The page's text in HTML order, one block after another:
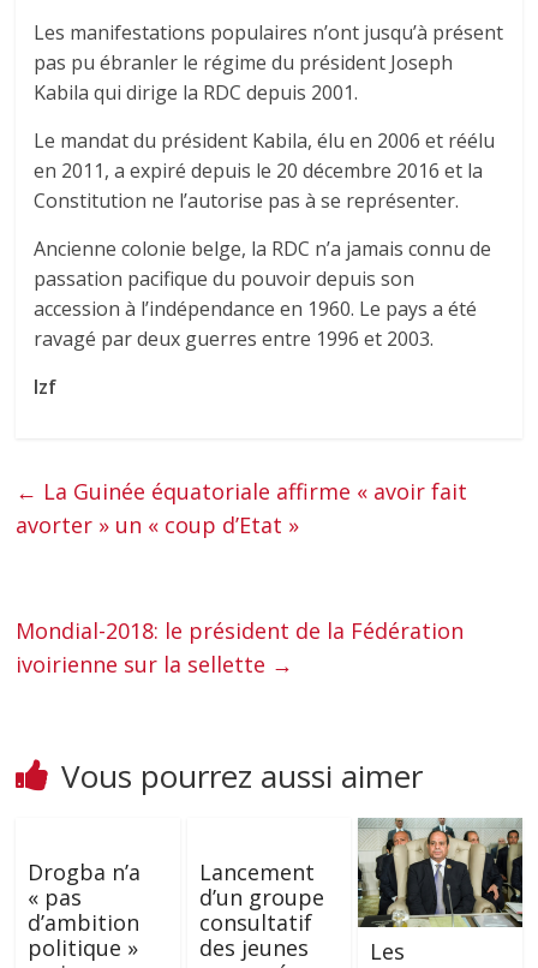
Les manifestations populaires n’ont jusqu’à présent
pas pu ébranler le régime du président Joseph
Kabila qui dirige la RDC depuis 2001.
Le mandat du président Kabila, élu en 2006 et réélu
en 2011, a expiré depuis le 20 décembre 2016 et la
Constitution ne l’autorise pas à se représenter.
Ancienne colonie belge, la RDC n’a jamais connu de
passation pacifique du pouvoir depuis son
accession à l’indépendance en 1960. Le pays a été
ravagé par deux guerres entre 1996 et 2003.
Izf
← La Guinée équatoriale affirme « avoir fait
avorter » un « coup d’Etat »
Mondial-2018: le président de la Fédération
ivoirienne sur la sellette →
Vous pourrez aussi aimer
Drogba n’a
« pas
d’ambition
politique »
Lancement
d’un groupe
consultatif
des jeunes
Les